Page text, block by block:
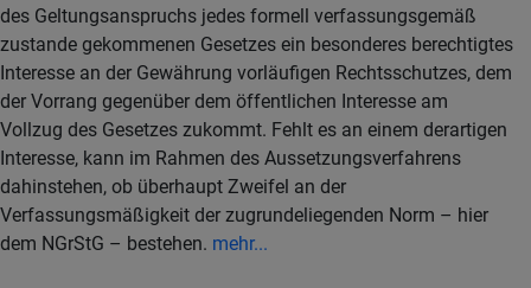
des Geltungsanspruchs jedes formell verfassungsgemäß
zustande gekommenen Gesetzes ein besonderes berechtigtes
Interesse an der Gewährung vorläufigen Rechtsschutzes, dem
der Vorrang gegenüber dem öffentlichen Interesse am
Vollzug des Gesetzes zukommt. Fehlt es an einem derartigen
Interesse, kann im Rahmen des Aussetzungsverfahrens
dahinstehen, ob überhaupt Zweifel an der
Verfassungsmäßigkeit der zugrundeliegenden Norm – hier
dem NGrStG – bestehen. mehr...